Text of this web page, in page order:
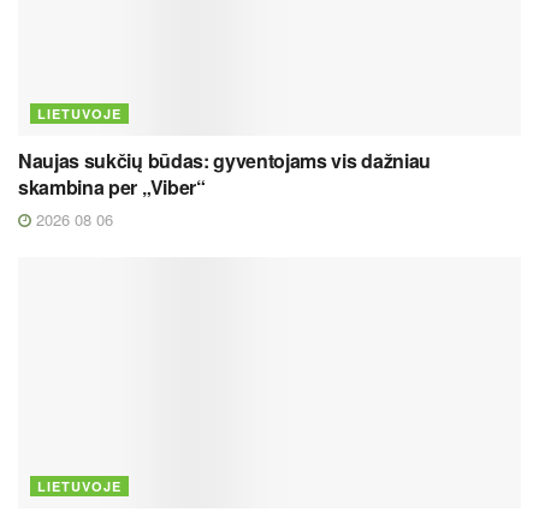
LIETUVOJE
Naujas sukčių būdas: gyventojams vis dažniau
skambina per „Viber“
2026 08 06
LIETUVOJE